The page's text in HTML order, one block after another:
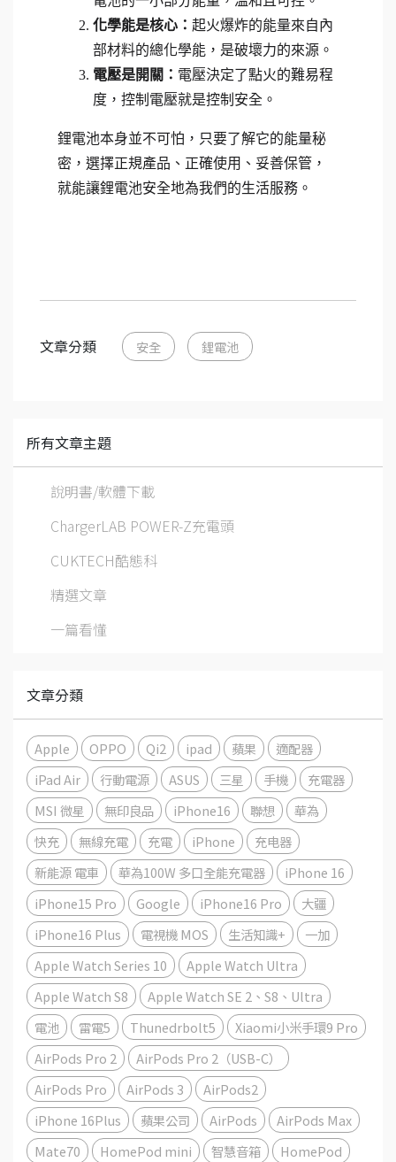
化學能是核心： 起火爆炸的能量來自內
部材料的總化學能，是破壞力的來源。
電壓是開關： 電壓決定了點火的難易程
度，控制電壓就是控制安全。
鋰電池本身並不可怕，只要了解它的能量秘
密，選擇正規產品、正確使用、妥善保管，
就能讓鋰電池安全地為我們的生活服務。
文章分類 安全 鋰電池
所有文章主題
說明書/軟體下載
ChargerLAB POWER-Z充電頭
CUKTECH酷態科
精選文章
一篇看懂
文章分類
Apple OPPO Qi2 ipad 蘋果
適配器
iPad Air
行動電源 ASUS 三星 手機
充電器
MSI 微星
無印良品 iPhone16 聯想
華為
快充
無線充電 充電 iPhone
充电器
新能源 電車
華為100W 多口全能充電器
iPhone 16
iPhone15 Pro
Google iPhone16 Pro
大疆
iPhone16 Plus
電視機 MOS 生活知識+
一加
Apple Watch Series 10
Apple Watch Ultra
Apple Watch S8
Apple Watch SE 2、S8、Ultra
電池
雷電5 Thunedrbolt5
Xiaomi小米手環9 Pro
AirPods Pro 2
AirPods Pro 2（USB-C）
AirPods Pro
AirPods 3
AirPods2
iPhone 16Plus
蘋果公司 AirPods
AirPods Max
Mate70
HomePod mini 智慧音箱
HomePod